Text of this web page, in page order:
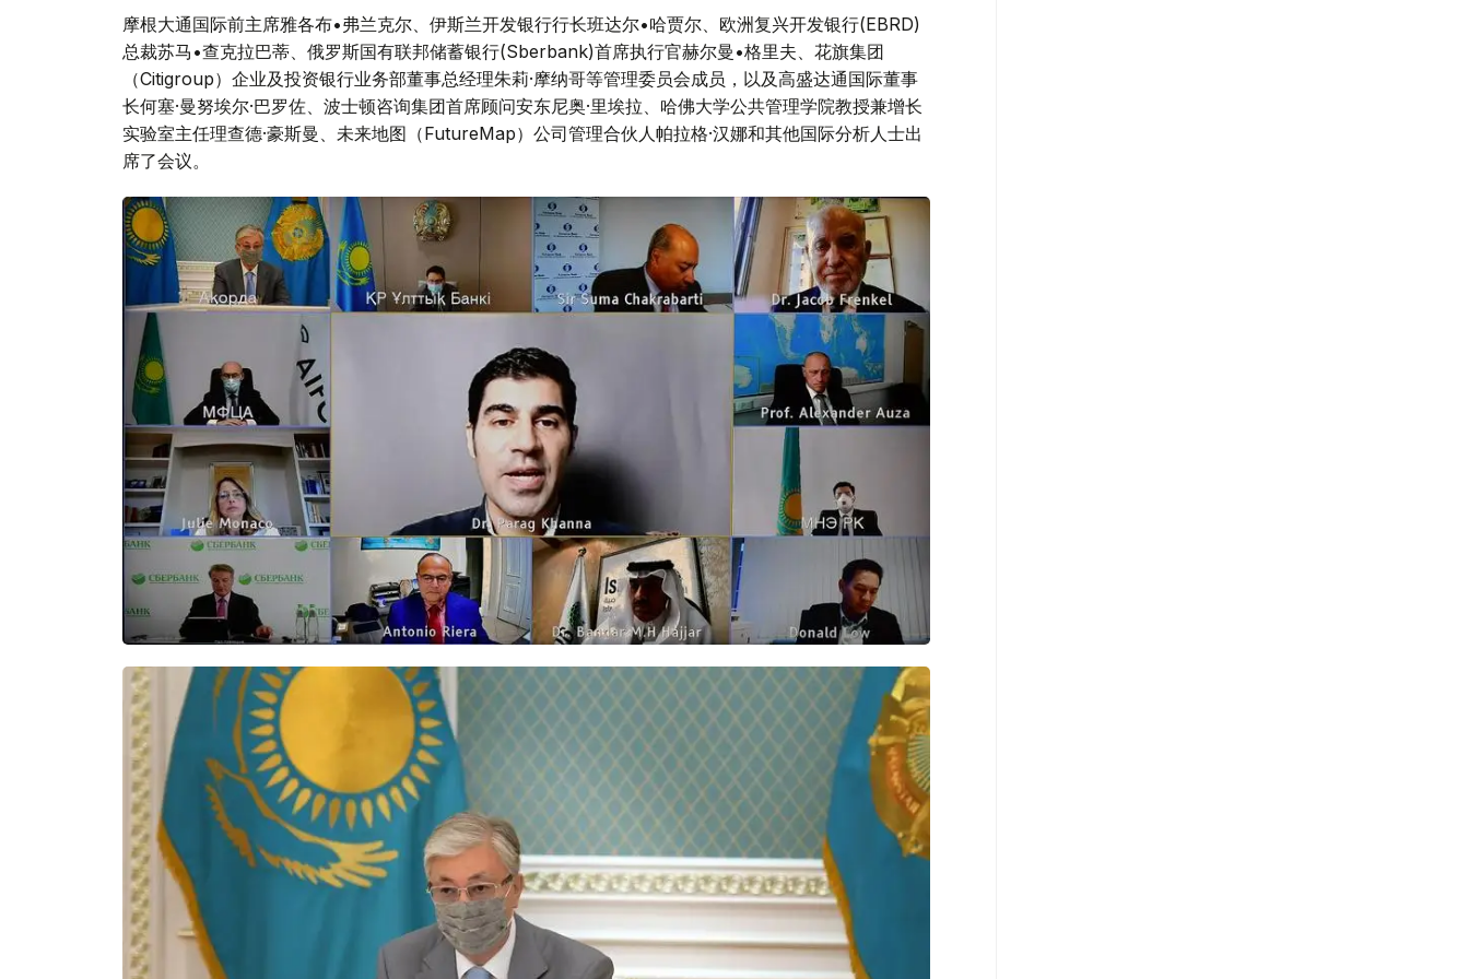
摩根大通国际前主席雅各布•弗兰克尔、伊斯兰开发银行行长班达尔•哈贾尔、欧洲复兴开发银行(EBRD)
总裁苏马•查克拉巴蒂、俄罗斯国有联邦储蓄银行(Sberbank)首席执行官赫尔曼•格里夫、花旗集团
（Citigroup）企业及投资银行业务部董事总经理朱莉·摩纳哥等管理委员会成员，以及高盛达通国际董事
长何塞·曼努埃尔·巴罗佐、波士顿咨询集团首席顾问安东尼奥·里埃拉、哈佛大学公共管理学院教授兼增长
实验室主任理查德·豪斯曼、未来地图（FutureMap）公司管理合伙人帕拉格·汉娜和其他国际分析人士出
席了会议。